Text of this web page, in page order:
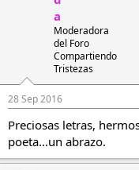
a
Moderadora
del Foro
Compartiendo
Tristezas
28 Sep 2016
Preciosas letras,
poeta...un abrazo.